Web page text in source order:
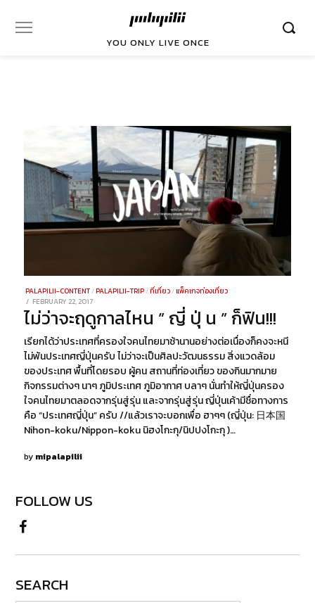
YOU ONLY LIVE ONCE
PALAPILII-CONTENT /PALAPILII-TRIP /ที่เที่ยว /แพ็คเกจท่องเที่ยว
POSTED
ON
FEBRUARY 22, 2017
29,
2021
ไม่ว่าจะฤดูกาลไหน ” ญี่ ปุ่ น ” ก็ฟิน!!!
เรียกได้ว่าประเทศที่ครองใจคนไทยมาช้านานอย่างต่อเนื่องก็คงจะหนี
ไม่พ้นประเทศญี่ปุ่นครับ ไม่ว่าจะเป็นศิลปะวัฒนธรรม สิ่งแวดล้อม
ของประเทศ พื้นที่โดยรอบ ผู้คน สถานที่ท่องเที่ยว ของกินมากมาย
กิจกรรมต่างๆ นาๆ ภูมิประเทศ ภูมิอากาศ บลาๆ นั่นทำให้ญี่ปุ่นครอง
ใจคนไทยมาตลอดจากรุ่นสู่รุ่น และจากรุ่นสู่รุ่น ญี่ปุ่นเค้ามีชื่อทางการ
คือ “ประเทศญี่ปุ่น” ครับ //แล้วเราจะบอกเพื่อ ฮาๆๆ (ญี่ปุ่น: 日本国
Nihon-koku/Nippon-koku นิฮงโกะกุ/นิปปงโกะกุ )…
by mipalapilii
FOLLOW US
SEARCH